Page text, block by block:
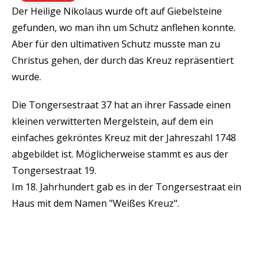
Der Heilige Nikolaus wurde oft auf Giebelsteine
gefunden, wo man ihn um Schutz anflehen konnte.
Aber für den ultimativen Schutz musste man zu
Christus gehen, der durch das Kreuz repräsentiert
wurde.
Die Tongersestraat 37 hat an ihrer Fassade einen
kleinen verwitterten Mergelstein, auf dem ein
einfaches gekröntes Kreuz mit der Jahreszahl 1748
abgebildet ist. Möglicherweise stammt es aus der
Tongersestraat 19.
Im 18. Jahrhundert gab es in der Tongersestraat ein
Haus mit dem Namen "Weißes Kreuz".